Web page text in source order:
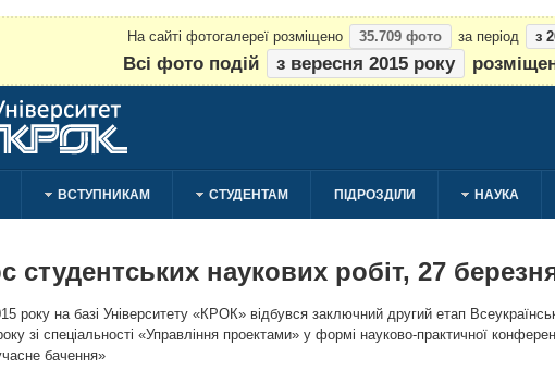
На сайті фотогалереї розміщено 35.709 фото за період з
Всі фото подій з вересня 2015 року
ВСТУПНИКАМ СТУДЕНТАМ ПІДРОЗДІЛИ НАУКА
студентських наукових робіт, 27
року на базі Університету «КРОК» відбувся заключний другий етап
зі спеціальності «Управління проектами» у формі науково-практичної
бачення»